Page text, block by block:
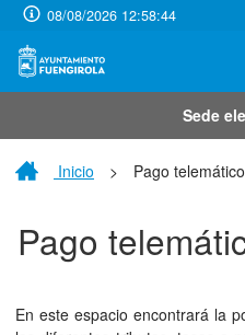
08/08/2026 12:58:44
Sede
Inicio > Pago telemático
Pago
En este espacio encontrará la